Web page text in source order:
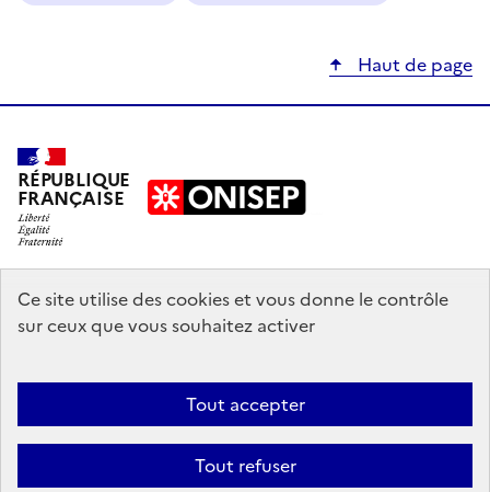
Ce site utilise des cookies et vous donne le contrôle
sur ceux que vous souhaitez activer
Tout accepter
Tout refuser
Haut de page
RÉPUBLIQUE
FRANÇAISE
education.gouv.fr
enseignementsup-recherche.gouv.fr
Accessibilité : partiellement conforme